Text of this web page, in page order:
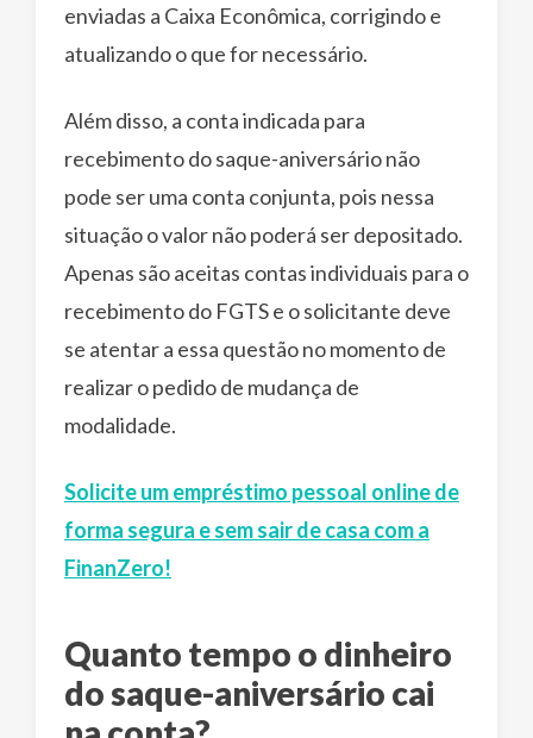
enviadas a Caixa Econômica, corrigindo e
atualizando o que for necessário.
Além disso, a conta indicada para
recebimento do saque-aniversário não
pode ser uma conta conjunta, pois nessa
situação o valor não poderá ser depositado.
Apenas são aceitas contas individuais para o
recebimento do FGTS e o solicitante deve
se atentar a essa questão no momento de
realizar o pedido de mudança de
modalidade.
Solicite um empréstimo pessoal online de
forma segura e sem sair de casa com a
FinanZero!
Quanto tempo o dinheiro
do saque-aniversário cai